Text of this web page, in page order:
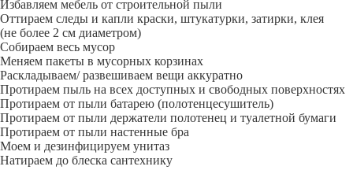
Избавляем мебель от строительной пыли
Оттираем следы и капли краски, штукатурки, затирки, клея
(не более 2 см диаметром)
Собираем весь мусор
Меняем пакеты в мусорных корзинах
Раскладываем/ развешиваем вещи аккуратно
Протираем пыль на всех доступных и свободных поверхностях
Протираем от пыли батарею (полотенцесушитель)
Протираем от пыли держатели полотенец и туалетной бумаги
Протираем от пыли настенные бра
Моем и дезинфицируем унитаз
Натираем до блеска сантехнику